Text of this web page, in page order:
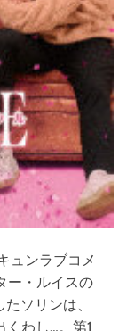
ュンラブコメ
ー・ルイスの
ソリンは、
わし…。第1